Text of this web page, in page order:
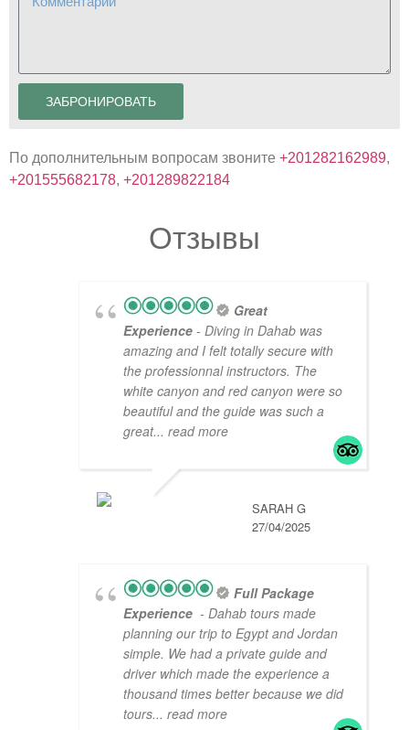
ЗАБРОНИРОВАТЬ
По дополнительным вопросам звоните +201282162989,
+201555682178, +201289822184
Отзывы
Great
Experience - Diving in Dahab was
amazing and I felt totally secure with
the professionnal instructors. The
white canyon and red canyon were so
beautiful and the guide was such a
great... read more
SARAH G
27/04/2025
Full Package
Experience - Dahab tours made
planning our trip to Egypt and Jordan
simple. We had a private guide and
driver which made the experience a
thousand times better because we did
tours... read more